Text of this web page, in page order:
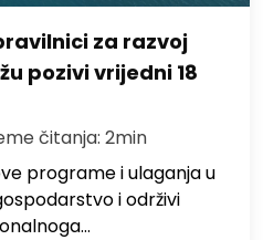
za razvoj
pozivi vrijedni 18
čitanja: 2min
programe i ulaganja u
i održivi